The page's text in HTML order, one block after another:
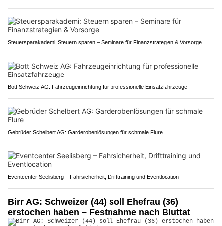
Steuersparakademi: Steuern sparen – Seminare für Finanzstrategien & Vorsorge
Bott Schweiz AG: Fahrzeugeinrichtung für professionelle Einsatzfahrzeuge
Gebrüder Schelbert AG: Garderobenlösungen für schmale Flure
Eventcenter Seelisberg – Fahrsicherheit, Drifttraining und Eventlocation
Birr AG: Schweizer (44) soll Ehefrau (36)
erstochen haben – Festnahme nach Bluttat